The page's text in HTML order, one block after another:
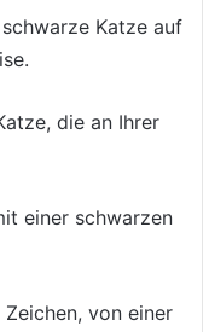
Katze auf
die an Ihrer
einer schwarzen
von einer